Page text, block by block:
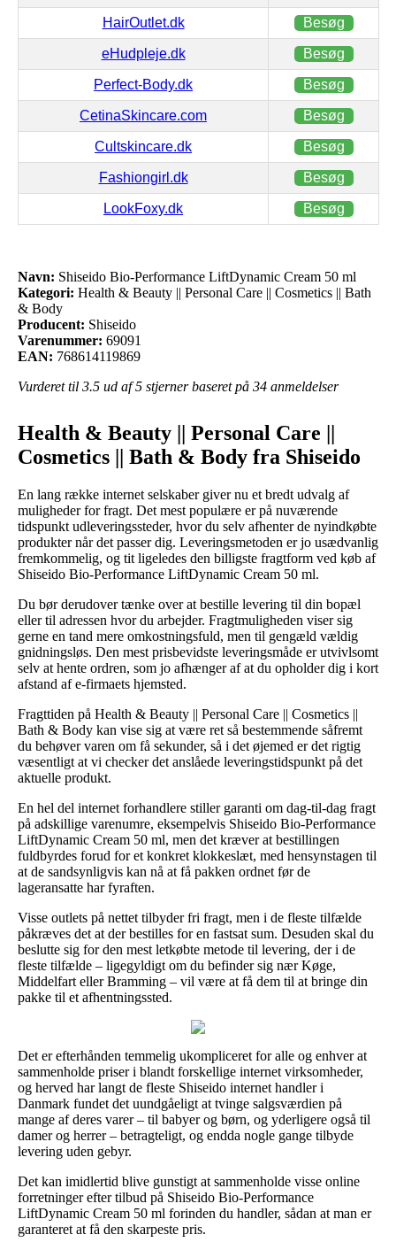
HairOutlet.dk Besøg
eHudpleje.dk Besøg
Perfect-Body.dk Besøg
CetinaSkincare.com Besøg
Cultskincare.dk Besøg
Fashiongirl.dk Besøg
LookFoxy.dk Besøg
Navn: Shiseido Bio-Performance LiftDynamic Cream 50 ml
Kategori: Health & Beauty || Personal Care || Cosmetics || Bath
& Body
Producent: Shiseido
Varenummer: 69091
EAN: 768614119869
Vurderet til 3.5 ud af 5 stjerner baseret på 34 anmeldelser
Health & Beauty || Personal Care ||
Cosmetics || Bath & Body fra Shiseido
En lang række internet selskaber giver nu et bredt udvalg af
muligheder for fragt. Det mest populære er på nuværende
tidspunkt udleveringssteder, hvor du selv afhenter de nyindkøbte
produkter når det passer dig. Leveringsmetoden er jo usædvanlig
fremkommelig, og tit ligeledes den billigste fragtform ved køb af
Shiseido Bio-Performance LiftDynamic Cream 50 ml.
Du bør derudover tænke over at bestille levering til din bopæl
eller til adressen hvor du arbejder. Fragtmuligheden viser sig
gerne en tand mere omkostningsfuld, men til gengæld vældig
gnidningsløs. Den mest prisbevidste leveringsmåde er utvivlsomt
selv at hente ordren, som jo afhænger af at du opholder dig i kort
afstand af e-firmaets hjemsted.
Fragttiden på Health & Beauty || Personal Care || Cosmetics ||
Bath & Body kan vise sig at være ret så bestemmende såfremt
du behøver varen om få sekunder, så i det øjemed er det rigtig
væsentligt at vi checker det anslåede leveringstidspunkt på det
aktuelle produkt.
En hel del internet forhandlere stiller garanti om dag-til-dag fragt
på adskillige varenumre, eksempelvis Shiseido Bio-Performance
LiftDynamic Cream 50 ml, men det kræver at bestillingen
fuldbyrdes forud for et konkret klokkeslæt, med hensynstagen til
at de sandsynligvis kan nå at få pakken ordnet før de
lageransatte har fyraften.
Visse outlets på nettet tilbyder fri fragt, men i de fleste tilfælde
påkræves det at der bestilles for en fastsat sum. Desuden skal du
beslutte sig for den mest letkøbte metode til levering, der i de
fleste tilfælde – ligegyldigt om du befinder sig nær Køge,
Middelfart eller Bramming – vil være at få dem til at bringe din
pakke til et afhentningssted.
Det er efterhånden temmelig ukompliceret for alle og enhver at
sammenholde priser i blandt forskellige internet virksomheder,
og herved har langt de fleste Shiseido internet handler i
Danmark fundet det uundgåeligt at tvinge salgsværdien på
mange af deres varer – til babyer og børn, og yderligere også til
damer og herrer – betragteligt, og endda nogle gange tilbyde
levering uden gebyr.
Det kan imidlertid blive gunstigt at sammenholde visse online
forretninger efter tilbud på Shiseido Bio-Performance
LiftDynamic Cream 50 ml forinden du handler, sådan at man er
garanteret at få den skarpeste pris.